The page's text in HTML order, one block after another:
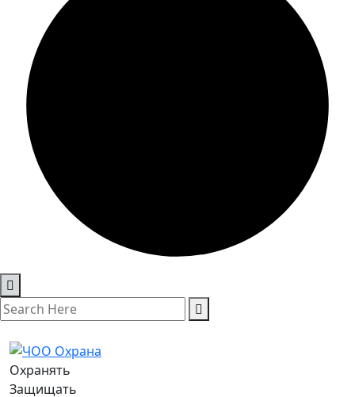
Охранять
Защищать